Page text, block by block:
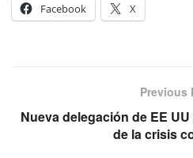
Facebook
X
Previous
Nueva delegación de EE
de la crisis